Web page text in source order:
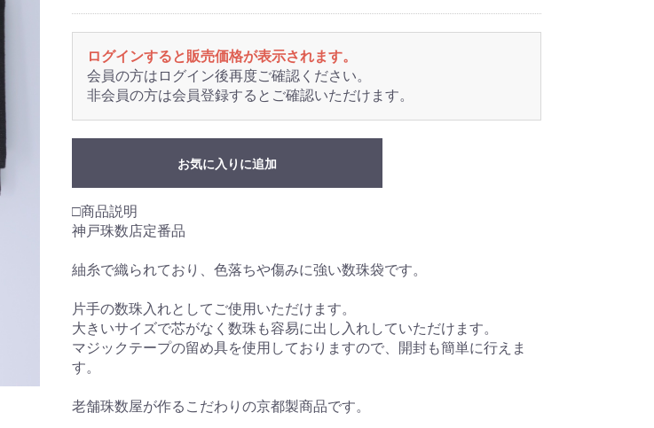
ログインすると販売価格が表示されます。
会員の方はログイン後再度ご確認ください。
非会員の方は会員登録するとご確認いただけます。
お気に入りに追加
□商品説明
神戸珠数店定番品
紬糸で織られており、色落ちや傷みに強い数珠袋です。
片手の数珠入れとしてご使用いただけます。
大きいサイズで芯がなく数珠も容易に出し入れしていただけます。
マジックテープの留め具を使用しておりますので、開封も簡単に行えま
す。
老舗珠数屋が作るこだわりの京都製商品です。